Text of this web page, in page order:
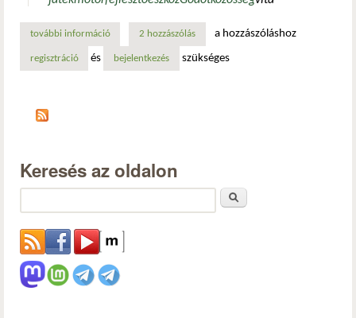
további információtisztogatás a godot játékmotor körül tartalommal
2 hozzászólás a hozzászóláshoz
regisztráció és bejelentkezés szükséges
Keresés az oldalon